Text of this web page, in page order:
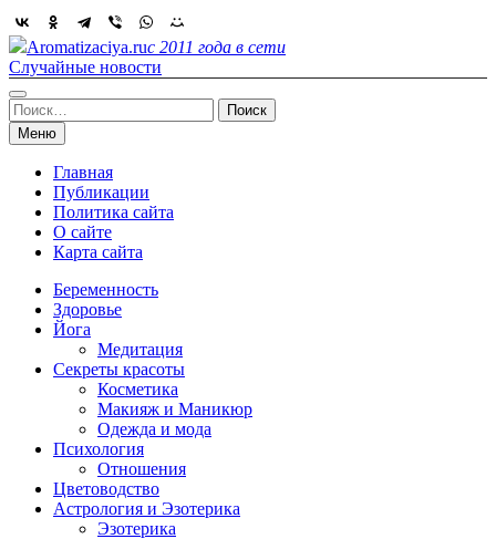
Skip
to
content
Aromatizaciya.ruс 2011 года в сети
Случайные новости
Найти:
Меню
Главная
Публикации
Политика сайта
О сайте
Карта сайта
Беременность
Здоровье
Йога
Медитация
Секреты красоты
Косметика
Макияж и Маникюр
Одежда и мода
Психология
Отношения
Цветоводство
Астрология и Эзотерика
Эзотерика